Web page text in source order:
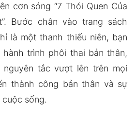
cơn sóng “7 Thói Quen Của
Bước chân vào trang sách
là một thanh thiếu niên, bạn
trình phôi thai bản thân,
nguyên tắc vượt lên trên mọi
thành công bản thân và sự
sống.